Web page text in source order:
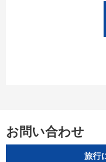
お問い合わせ
旅行